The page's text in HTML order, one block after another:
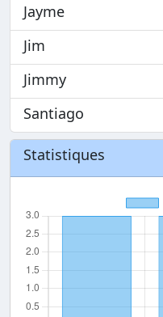
Jayme
Jim
Jimmy
Santiago
Statistiques